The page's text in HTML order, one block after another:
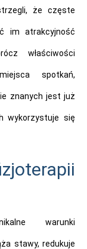
że częste
im atrakcyjność
właściwości
spotkań,
znanych jest już
wykorzystuje się
warunki
stawy, redukuje